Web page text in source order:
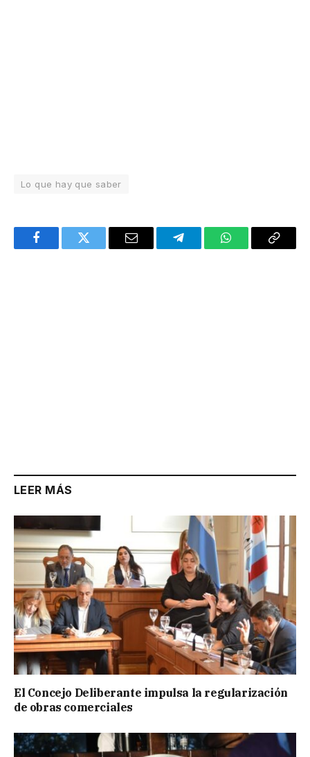
Lo que hay que saber
FacebookTwitter Email TelegramWhatsAppCopy
LEER MÁS
El Concejo Deliberante impulsa la regularización
de obras comerciales